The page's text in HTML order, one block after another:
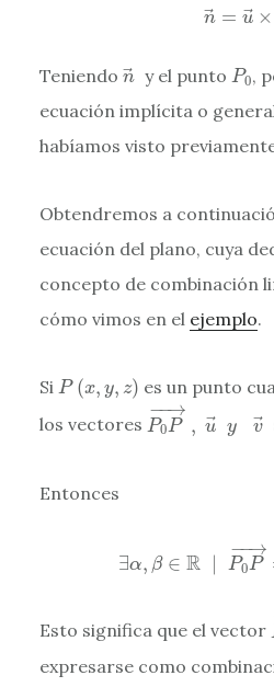
n = u ×
n =u
Teniendo n
n →
y el punto P0
P0 ,
ecuación implícita o
habíamos visto
Obtendremos a
ecuación del plano, cuya
concepto de combinación
cómo vimos en el ejemplo.
Si P (x, y, z)
P( x,y z es un punto
los vectores
−
−→
P0P , u y v
P0P→
Entonces
∃α, β ∈ R
−
−→
P0P
P→=
Esto significa que el vector
expresarse como